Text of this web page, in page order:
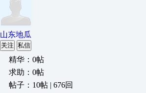
山东地瓜
关注 私信
精华：0帖
求助：0帖
帖子：10帖 | 676回